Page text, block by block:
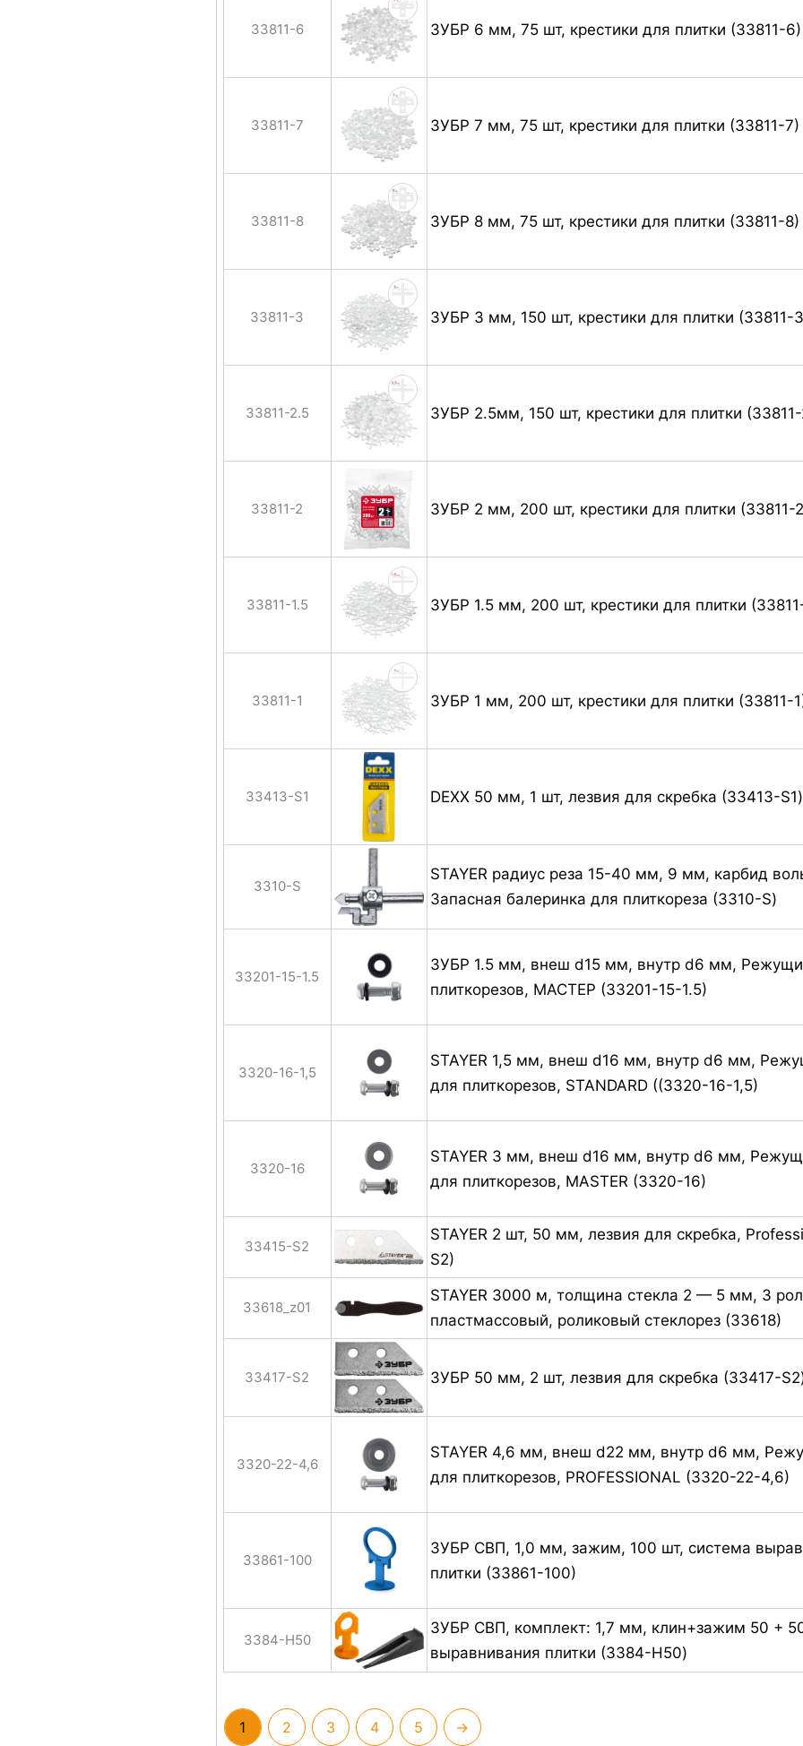
33811-6 ЗУБР 6 мм, 75 шт, крестики для плитки (33811-6)
33811-7 ЗУБР 7 мм, 75 шт, крестики для плитки (33811-7)
33811-8 ЗУБР 8 мм, 75 шт, крестики для плитки (33811-8)
33811-3 ЗУБР 3 мм, 150 шт, крестики для плитки (33811-
33811-2.5 ЗУБР 2.5мм, 150 шт, крестики для плитки
33811-2 ЗУБР 2 мм, 200 шт, крестики для плитки (33811-
33811-1.5 ЗУБР 1.5 мм, 200 шт, крестики для плитки
33811-1 ЗУБР 1 мм, 200 шт, крестики для плитки (33811-
33413-S1 DEXX 50 мм, 1 шт, лезвия для скребка (33413-S1)
3310-S
STAYER радиус реза 15-40 мм, 9 мм, карбид
Запасная балеринка для плиткореза (3310-S)
33201-15-1.5
ЗУБР 1.5 мм, внеш d15 мм, внутр d6 мм,
плиткорезов, МАСТЕР (33201-15-1.5)
3320-16-1,5
STAYER 1,5 мм, внеш d16 мм, внутр d6 мм,
для плиткорезов, STANDARD ((3320-16-1,5)
3320-16
STAYER 3 мм, внеш d16 мм, внутр d6 мм,
для плиткорезов, MASTER (3320-16)
33415-S2
STAYER 2 шт, 50 мм, лезвия для скребка,
S2)
33618_z01
STAYER 3000 м, толщина стекла 2 — 5 мм, 3
пластмассовый, роликовый стеклорез (33618)
33417-S2 ЗУБР 50 мм, 2 шт, лезвия для скребка (33417-
3320-22-4,6
STAYER 4,6 мм, внеш d22 мм, внутр d6 мм,
для плиткорезов, PROFESSIONAL (3320-22-4,6)
33861-100
ЗУБР СВП, 1,0 мм, зажим, 100 шт, система
плитки (33861-100)
3384-H50
ЗУБР СВП, комплект: 1,7 мм, клин+зажим 50 +
выравнивания плитки (3384-H50)
1 2 3 4 5 →